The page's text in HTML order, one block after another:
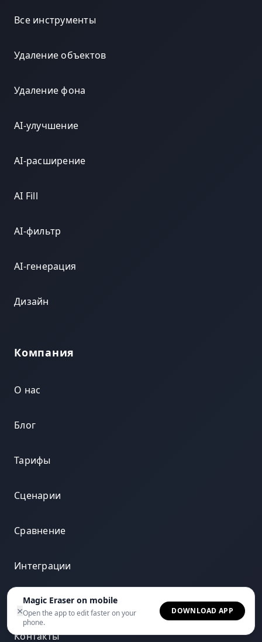
×
Magic Eraser on mobile
Open the app to edit faster on your
phone.
DOWNLOAD APP
Все инструменты
Удаление объектов
Удаление фона
AI-улучшение
AI-расширение
AI Fill
AI-фильтр
AI-генерация
Дизайн
Компания
О нас
Блог
Тарифы
Сценарии
Сравнение
Интеграции
Часто задаваемые вопросы
Контакты